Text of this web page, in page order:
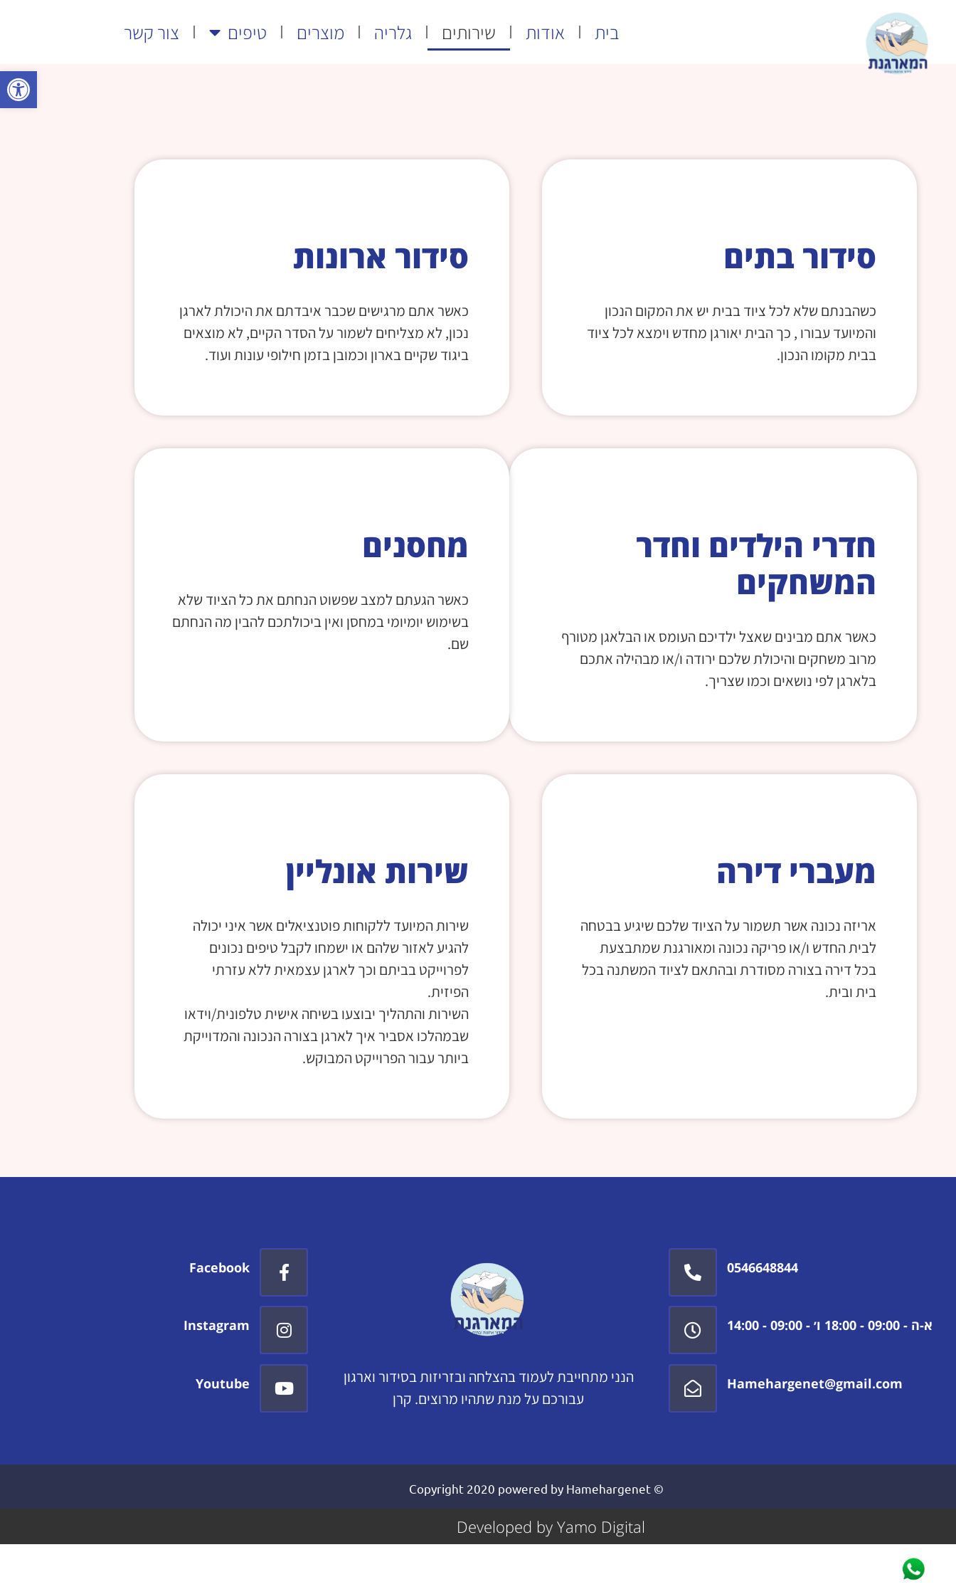
בית אודות שירותים גלריה מוצרים טיפים צור קשר
סידור בתים
כשהבנתם שלא לכל ציוד בבית יש את המקום הנכון
והמיועד עבורו , כך הבית יאורגן מחדש וימצא לכל ציוד
בבית מקומו הנכון.
סידור ארונות
כאשר אתם מרגישים שכבר איבדתם את היכולת לארגן
נכון, לא מצליחים לשמור על הסדר הקיים, לא מוצאים
ביגוד שקיים בארון וכמובן בזמן חילופי עונות ועוד.
חדרי הילדים וחדר
המשחקים
כאשר אתם מבינים שאצל ילדיכם העומס או הבלאגן מטורף
מרוב משחקים והיכולת שלכם ירודה ו/או מבהילה אתכם
בלארגן לפי נושאים וכמו שצריך.
מחסנים
כאשר הגעתם למצב שפשוט הנחתם את כל הציוד שלא
בשימוש יומיומי במחסן ואין ביכולתכם להבין מה הנחתם
שם.
מעברי דירה
אריזה נכונה אשר תשמור על הציוד שלכם שיגיע בבטחה
לבית החדש ו/או פריקה נכונה ומאורגנת שמתבצעת
בכל דירה בצורה מסודרת ובהתאם לציוד המשתנה בכל
בית ובית.
שירות אונליין
שירות המיועד ללקוחות פוטנציאלים אשר איני יכולה
להגיע לאזור שלהם או ישמחו לקבל טיפים נכונים
לפרוייקט בביתם וכך לארגן עצמאית ללא עזרתי
הפיזית.
השירות והתהליך יבוצעו בשיחה אישית טלפונית/וידאו
שבמהלכו אסביר איך לארגן בצורה הנכונה והמדוייקת
ביותר עבור הפרוייקט המבוקש.
0546648844
א-ה - 09:00 - 18:00 ו׳ - 09:00 - 14:00
Hamehargenet@gmail.com
הנני מתחייבת לעמוד בהצלחה ובזריזות בסידור וארגון
עבורכם על מנת שתהיו מרוצים. קרן
Facebook
Instagram
Youtube
© Copyright 2020 powered by Hamehargenet
Developed by Yamo Digital